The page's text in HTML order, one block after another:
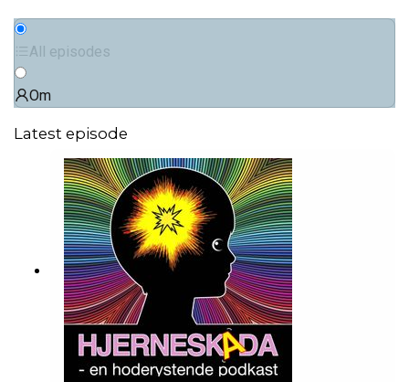
All episodes
Om
Latest episode